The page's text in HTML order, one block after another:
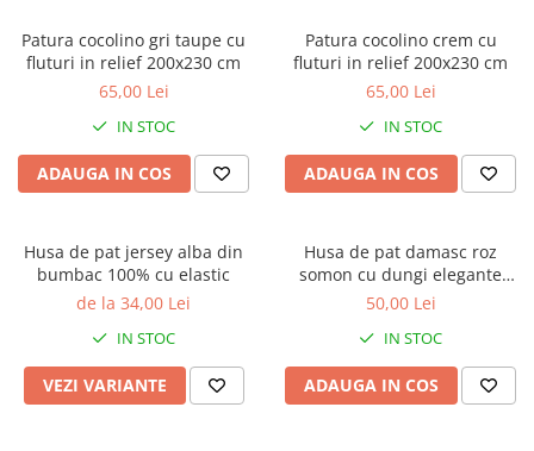
Patura cocolino gri taupe cu
fluturi in relief 200x230 cm
65,00 Lei
IN STOC
ADAUGA IN COS
Patura cocolino crem cu
fluturi in relief 200x230 cm
65,00 Lei
IN STOC
ADAUGA IN COS
Husa de pat jersey alba din
bumbac 100% cu elastic
de la 34,00 Lei
IN STOC
VEZI VARIANTE
Husa de pat damasc roz
somon cu dungi elegante
160x200 / 180x200 + 2 fete
50,00 Lei
IN STOC
ADAUGA IN COS